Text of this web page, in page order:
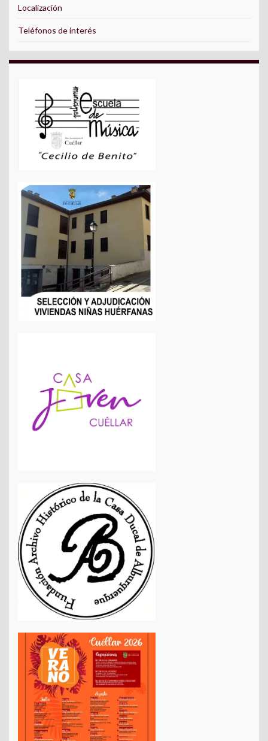
Localización
Teléfonos de interés